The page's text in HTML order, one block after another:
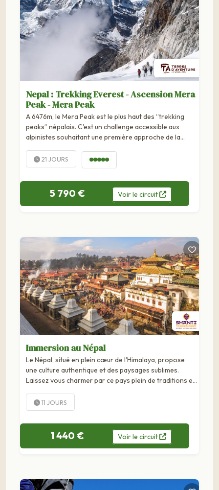
Nepal : Trekking Everest - Ascension Mera
Peak - Mera Peak
A 6476m, le Mera Peak est le plus haut des “trekking
peaks” népalais. C'est un challenge accessible aux
alpinistes souhaitant une première approche de la
Dudh...21 JOURS
5 790 € Voirle circuit
Immersion au Népal
Le Népal, situé en plein cœur de l'Himalaya, propose
une culture authentique et des paysages sublimes.
Laissez vous charmer par ce pays plein de traditions et
Népal, dépaysement et...
11 JOURS
1 440 € Voirle circuit